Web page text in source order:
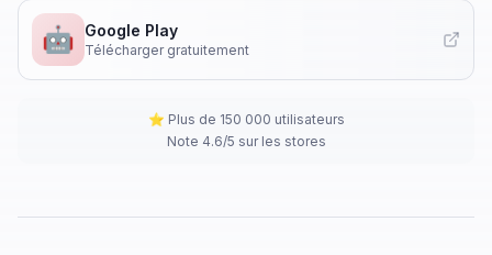
🤖 Google Play
Télécharger gratuitement
⭐ Plus de 150 000 utilisateurs
Note 4.6/5 sur les stores